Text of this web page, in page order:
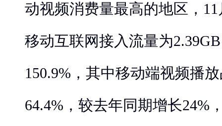
动视频消费量最高的地区，
移动互联网接入流量为
150.9%，其中移动端视频播
64.4%，较去年同期增长24%